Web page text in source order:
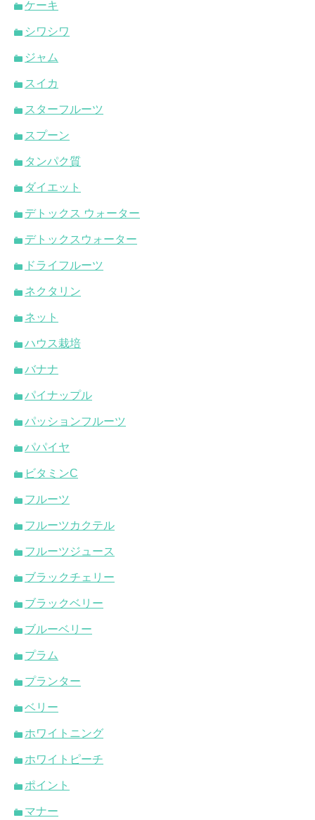
ケーキ
シワシワ
ジャム
スイカ
スターフルーツ
スプーン
タンパク質
ダイエット
デトックス ウォーター
デトックスウォーター
ドライフルーツ
ネクタリン
ネット
ハウス栽培
バナナ
パイナップル
パッションフルーツ
パパイヤ
ビタミンC
フルーツ
フルーツカクテル
フルーツジュース
ブラックチェリー
ブラックベリー
ブルーベリー
プラム
プランター
ベリー
ホワイトニング
ホワイトピーチ
ポイント
マナー